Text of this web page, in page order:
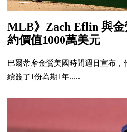
MLB》Zach Eflin 與
約價值1000萬美元
巴爾蒂摩金鶯美國時間週日宣布，
續簽了1份為期1年......